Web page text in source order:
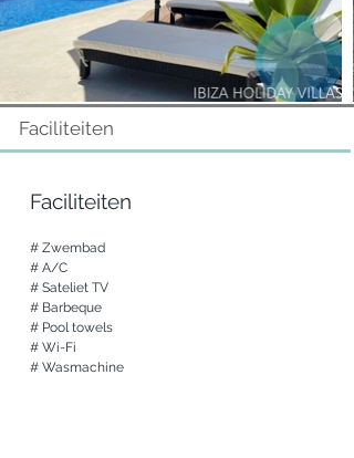
Eetgedeelte met barbecue
Faciliteiten
Faciliteiten
# Zwembad
# A/C
# Sateliet TV
# Barbeque
# Pool towels
# Wi-Fi
# Wasmachine